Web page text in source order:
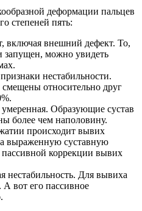
деформации пальцев
степеней пять:
включая внешний дефект. То,
запущен, можно увидеть
нестабильности.
относительно друг
Образующие сустав
более чем наполовину.
происходит вывих
выраженную суставную
пассивной коррекции вывих
нестабильность. Для вывиха
вот его пассивное